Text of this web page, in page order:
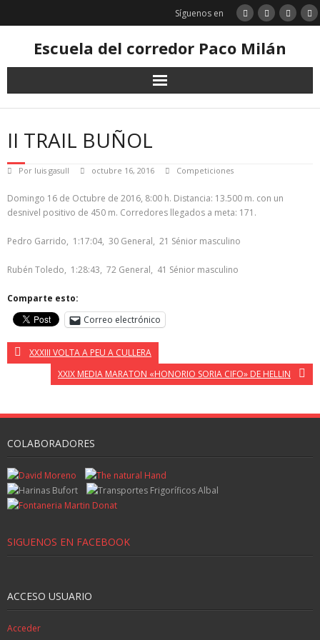
Síguenos en
Escuela del corredor Paco Milán
II TRAIL BUÑOL
Por luis gasull octubre 16, 2016 Competiciones
Domingo 16 de Octubre de 2016, 8:00 h. Distancia: 13.500 m. con un
desnivel positivo de 450 m. Corredores llegados a meta: 171.
Pedro Garrido, 1:17:04, 30 General, 21 Sénior masculino
Rubén Toledo, 1:28:43, 72 General, 41 Sénior masculino
Comparte esto:
Correo electrónico
XXXIII VOLTA A PEU A CULLERA
XXIX MEDIA MARATON «HONORIO SORIA CIFO» DE HELLIN
COLABORADORES
SIGUENOS EN FACEBOOK
ACCESO USUARIO
Acceder